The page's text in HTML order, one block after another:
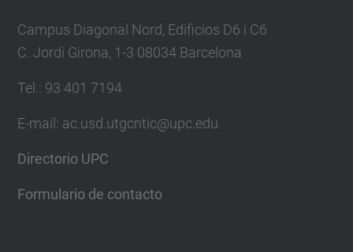
Campus Diagonal Nord, Edificios D6 i C6
C. Jordi Girona, 1-3 08034 Barcelona
Tel.: 93 401 7194
E-mail: ac.usd.utgcntic@upc.edu
Directorio UPC
Formulario de contacto